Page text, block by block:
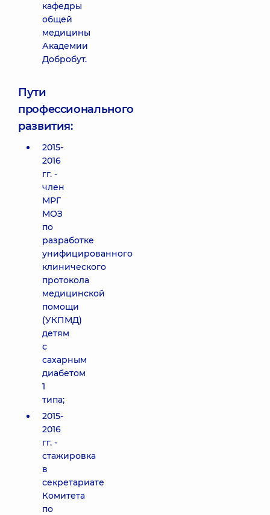
кафедры
общей
медицины
Академии
Добробут.
Пути
профессионального
развития:
2015-
2016
гг. -
член
МРГ
МОЗ
по
разработке
унифицированного
клинического
протокола
медицинской
помощи
(УКПМД)
детям
с
сахарным
диабетом
1
типа;
2015-
2016
гг. -
стажировка
в
секретариате
Комитета
по